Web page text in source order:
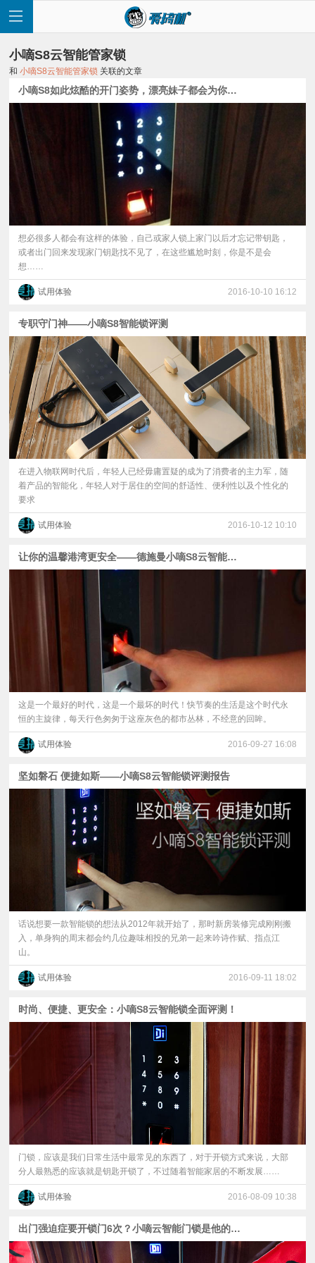
评
视
频
科
普
验
专
小嘀S8云智能管家锁
和小嘀S8云智能管家锁 关联的文章
小嘀S8如此炫酷的开门姿势，漂亮妹子都会为你神魂颠倒
想必很多人都会有这样的体验，自己或家人锁上家门以后才忘记带钥匙，
或者出门回来发现家门钥匙找不见了，在这些尴尬时刻，你是不是会
想……
试用体验 2016-10-10 16:12
专职守门神——小嘀S8智能锁评测
在进入物联网时代后，年轻人已经毋庸置疑的成为了消费者的主力军，随
着产品的智能化，年轻人对于居住的空间的舒适性、便利性以及个性化的
要求
试用体验 2016-10-12 10:10
让你的温馨港湾更安全——德施曼小嘀S8云智能锁体验
这是一个最好的时代，这是一个最坏的时代！快节奏的生活是这个时代永
恒的主旋律，每天行色匆匆于这座灰色的都市丛林，不经意的回眸。
试用体验 2016-09-27 16:08
坚如磐石 便捷如斯——小嘀S8云智能锁评测报告
话说想要一款智能锁的想法从2012年就开始了，那时新房装修完成刚刚搬
入，单身狗的周末都会约几位趣味相投的兄弟一起来吟诗作赋、指点江
山。
试用体验 2016-09-11 18:02
时尚、便捷、更安全：小嘀S8云智能锁全面评测！
门锁，应该是我们日常生活中最常见的东西了，对于开锁方式来说，大部
分人最熟悉的应该就是钥匙开锁了，不过随着智能家居的不断发展……
试用体验 2016-08-09 10:38
出门强迫症要开锁门6次？小嘀云智能门锁是他的药。